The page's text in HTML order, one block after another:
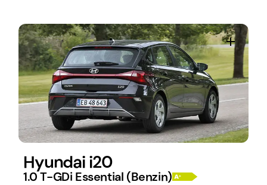
Hyundai i20
1.0 T-GDi Essential (Benzin)